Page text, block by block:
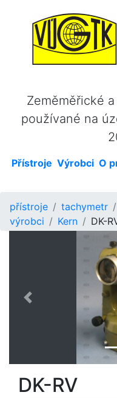
Zeměměřické
používané na
Přístroje Výrobci O
přístroje tachymetr
výrobci
Kern DK-
Předchozí
DK-RV